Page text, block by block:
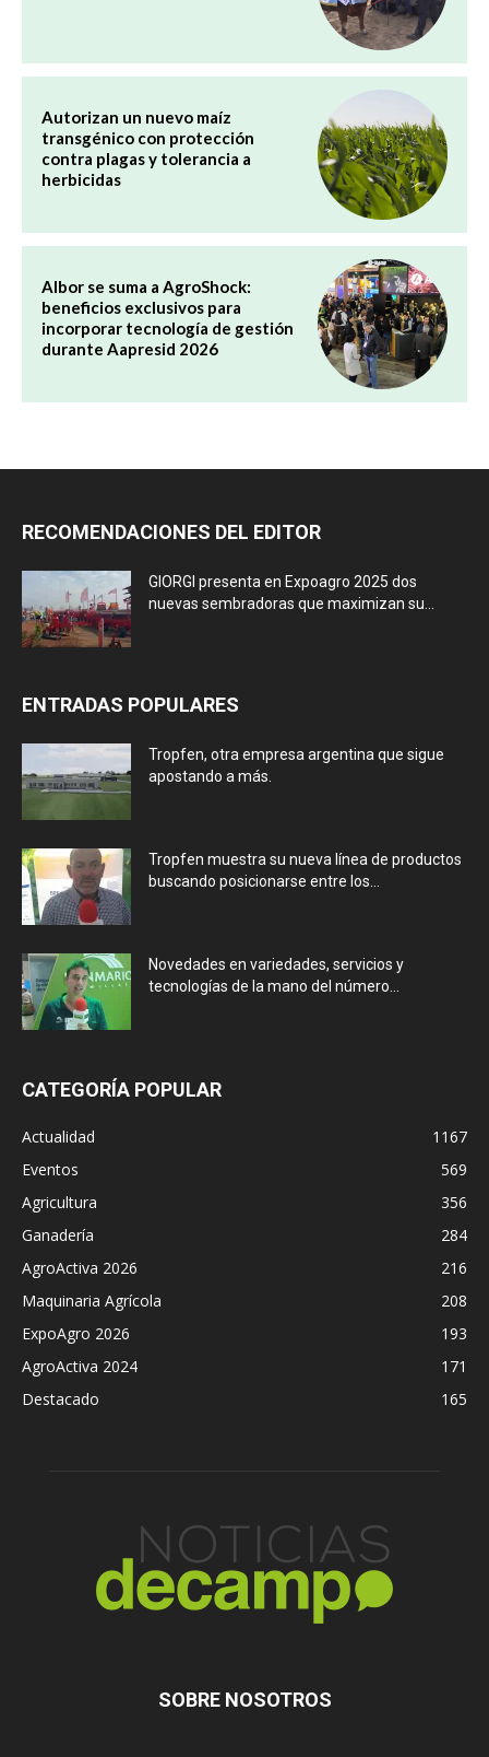
Autorizan un nuevo maíz
transgénico con protección
contra plagas y tolerancia a
herbicidas
Albor se suma a AgroShock:
beneficios exclusivos para
incorporar tecnología de gestión
durante Aapresid 2026
RECOMENDACIONES DEL EDITOR
GIORGI presenta en Expoagro 2025 dos
nuevas sembradoras que maximizan su...
ENTRADAS POPULARES
Tropfen, otra empresa argentina que sigue
apostando a más.
Tropfen muestra su nueva línea de productos
buscando posicionarse entre los...
Novedades en variedades, servicios y
tecnologías de la mano del número...
CATEGORÍA POPULAR
Actualidad
1167
Eventos
569
Agricultura
356
Ganadería
284
AgroActiva 2026
216
Maquinaria Agrícola
208
ExpoAgro 2026
193
AgroActiva 2024
171
Destacado
165
SOBRE NOSOTROS